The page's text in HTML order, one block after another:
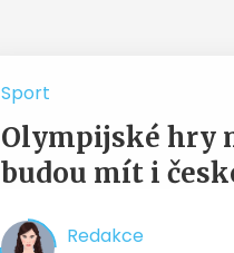
Sport
Olympijské hry
budou mít i
Redakce